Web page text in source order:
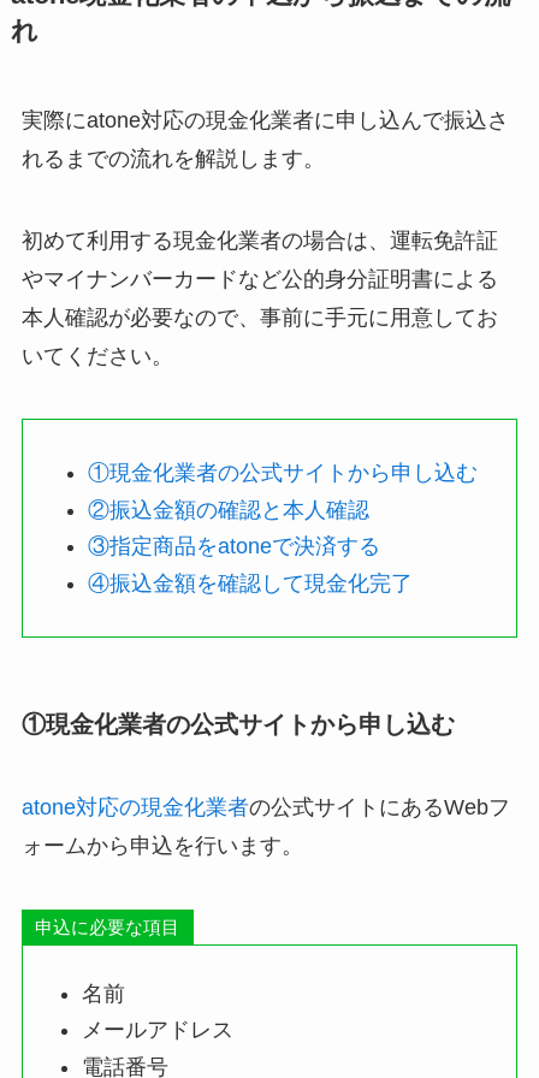
れ
実際にatone対応の現金化業者に申し込んで振込さ
れるまでの流れを解説します。
初めて利用する現金化業者の場合は、運転免許証
やマイナンバーカードなど公的身分証明書による
本人確認が必要なので、事前に手元に用意してお
いてください。
①現金化業者の公式サイトから申し込む
②振込金額の確認と本人確認
③指定商品をatoneで決済する
④振込金額を確認して現金化完了
①現金化業者の公式サイトから申し込む
atone対応の現金化業者の公式サイトにあるWebフ
ォームから申込を行います。
申込に必要な項目
名前
メールアドレス
電話番号